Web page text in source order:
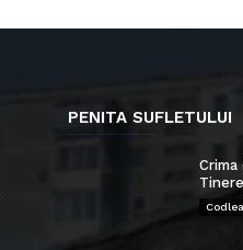
PENITA SUFLETULUI
Codlea